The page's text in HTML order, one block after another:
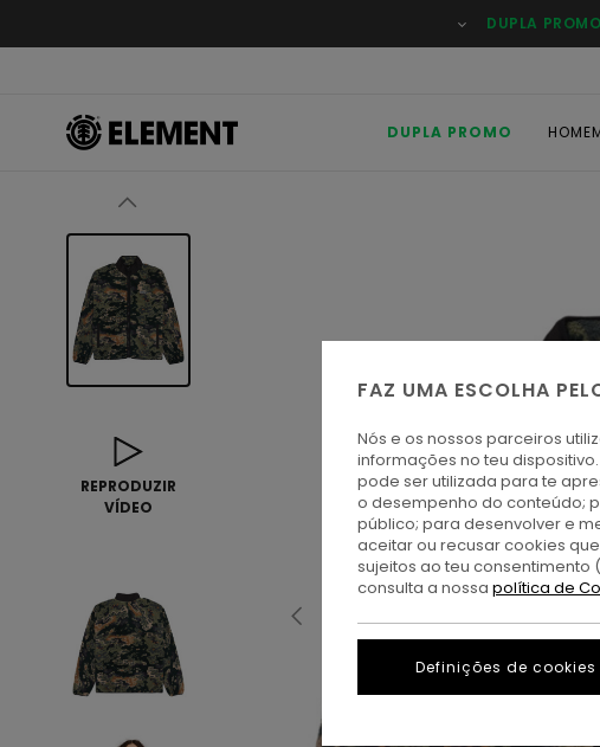
a
DUPLA PROMO
DUPLA PROMO
REPRODUZIR
VÍDEO
FAZ UMA ESCOLHA
Nós e os nossos parceiros
informações no teu
pode ser utilizada para te
o desempenho do conteúdo;
público; para desenvolver e
aceitar ou recusar cookies
sujeitos ao teu
consulta a nossa política de
Definições de cookies